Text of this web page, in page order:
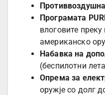
Програмата
влоговите преку
американско
Набавка на
(беспилотни
Опрема за
оружје со долг